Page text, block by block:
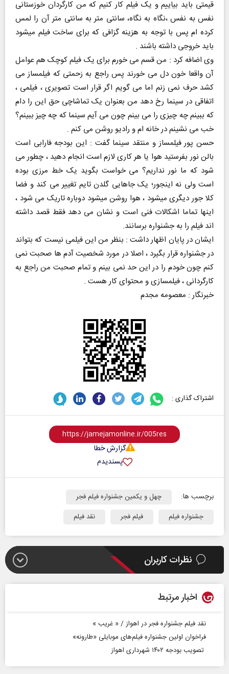
قیمتی باید بیاییم و یک فیلم کار کنیم که من کارگردان خوزستانی
نفس به نفس ،نگاه به نگاه، سانتی متر به سانتی متر آن را لمس
کرده ام پس با توجه به هزینه گزافی که برای ساخت فیلم میشود
باید خروجی داشته باشند .
وی اضافه کرد : من قسم می خورم برای یک فیلم کوچک هم عوامل
آن واقعا خون دل می خورند پس راجع به زحمتی که فیلمساز می
کشد حرف نمی زنم اما می گویم اگر قرار است تصویری ، فیلمی ،
اتفاقی در سینما رخ دهد من بعنوان یک تماشاچی حق این را دام
که ببینم چه چیزی را می بینم چون می آیم سینما که چه چیز ببینم؟
خب می نشینم در خانه ام و رادیو روشن می کنم .
حسن پور فیلمساز و منتقد سینما گفت : این بودجه فارابی است
بالن نور بفرستید هوا یا هر کاری لازم است انجام دهید ، چطور می
شود که ما نور نداریم؟ می خواست بگوید یک خط مرزی بوده
است ولی نه اینجور؛ یک جاهایی گلدن تایم تغییر می کند و فضا
کلا جور دیگری میشود ، هوا روشن میشود دوباره تاریک می شود ،
اینها تماما اشکالات فنی است و نشان می دهد فقط قصد داشته
اند فیلم را به جشنواره برسانند.
ایشان در پایان اظهار داشت : بنظر من این فیلمی نیست که بتواند
در جشنواره قرار بگیرد ، اصلا در مورد شخصیت آدم ها صحبت نمی
کنم چون خودم را در این حد نمی بینم و تمام صحبت من راجع به
کارگردانی ، فیلمسازی و محتوای کار هست .
خبرنگار : معصومه مجدم
اشتراک گذاری :
گزارش خطا
پسندیدم
برچسب ها:
چهل و یکمین جشنواره فیلم فجر
جشنواره فیلم
فیلم فجر نقد فیلم
نظرات کاربران
اخبار مرتبط
نقد فیلم جشنواره فجر در اهواز / « غریب »
فراخوان اولین جشنواره فیلم‌های موبایلی «طارونه»
تصویب بودجه ۱۴۰۲ شهرداری اهواز